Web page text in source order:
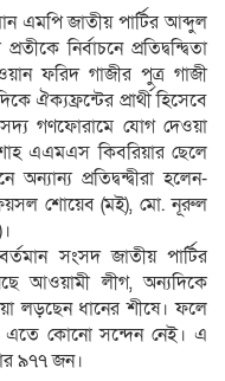
এমপি জাতীয় পার্টির আব্দুল
নির্বাচনে প্রতিদ্বন্দ্বিতা
ফরিদ গাজীর পুত্র গাজী
ঐক্যফ্রন্টের প্রার্থী হিসেবে
সদ্য গণফোরামে যোগ দেওয়া
এএমএস কিবরিয়ার ছেলে
প্রতিদ্বন্দ্বীরা হলেন-
শোয়েব (মই), মো. নূরুল
সংসদ জাতীয় পার্টির
আওয়ামী লীগ, অন্যদিকে
লড়ছেন ধানের শীষে। ফলে
এতে কোনো সন্দেন নেই। এ
৯৭৭ জন।